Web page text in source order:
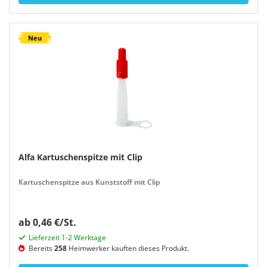
Neu
Alfa Kartuschenspitze mit Clip
Kartuschenspitze aus Kunststoff mit Clip
ab 0,46 €/St.
Lieferzeit 1-2 Werktage
Bereits258 Heimwerker kauften dieses Produkt.